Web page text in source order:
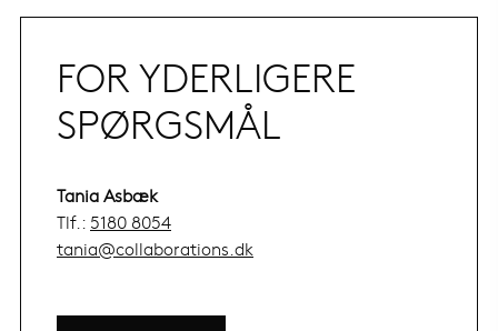
FOR YDERLIGERE
SPØRGSMÅL
Tania Asbæk
Tlf.: 5180 8054
tania@collaborations.dk